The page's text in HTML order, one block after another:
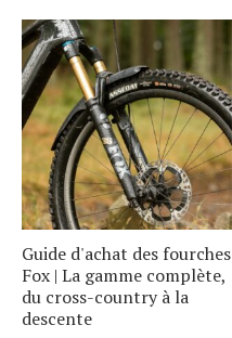
Guide d'achat des fourches
Fox | La gamme complète,
du cross-country à la
descente